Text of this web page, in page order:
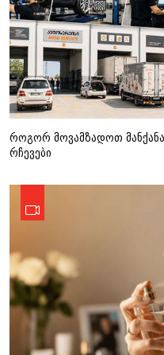
როგორ მოვამზადოთ
რჩევები